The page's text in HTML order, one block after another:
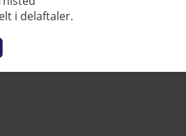
i delaftaler.